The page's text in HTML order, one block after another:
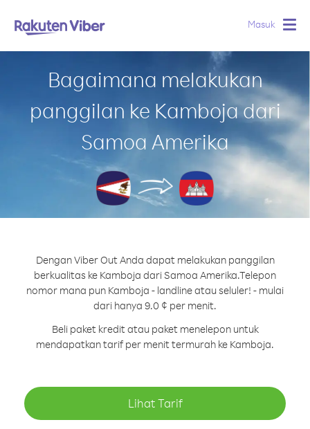
Masuk
Bagaimana melakukan
panggilan ke Kamboja dari
Samoa Amerika
Dengan Viber Out Anda dapat melakukan panggilan
berkualitas ke Kamboja dari Samoa Amerika.Telepon
nomor mana pun Kamboja - landline atau seluler! - mulai
dari hanya 9.0 ¢ per menit.
Beli paket kredit atau paket menelepon untuk
mendapatkan tarif per menit termurah ke Kamboja.
Lihat Tarif